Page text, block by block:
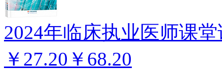
2024年临床执业医师课
￥27.20 ￥68.20